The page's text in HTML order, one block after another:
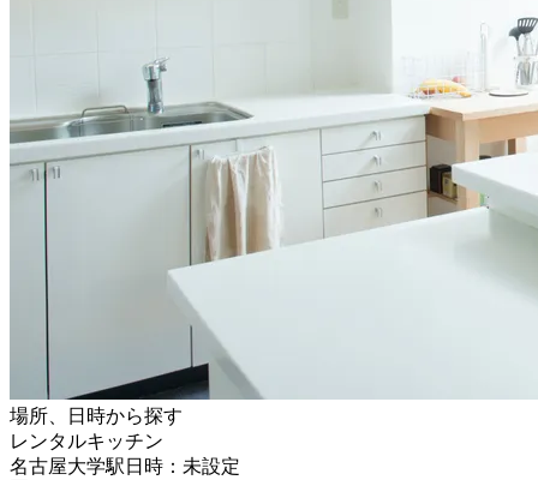
場所、日時から探す
レンタルキッチン
名古屋大学駅日時：未設定